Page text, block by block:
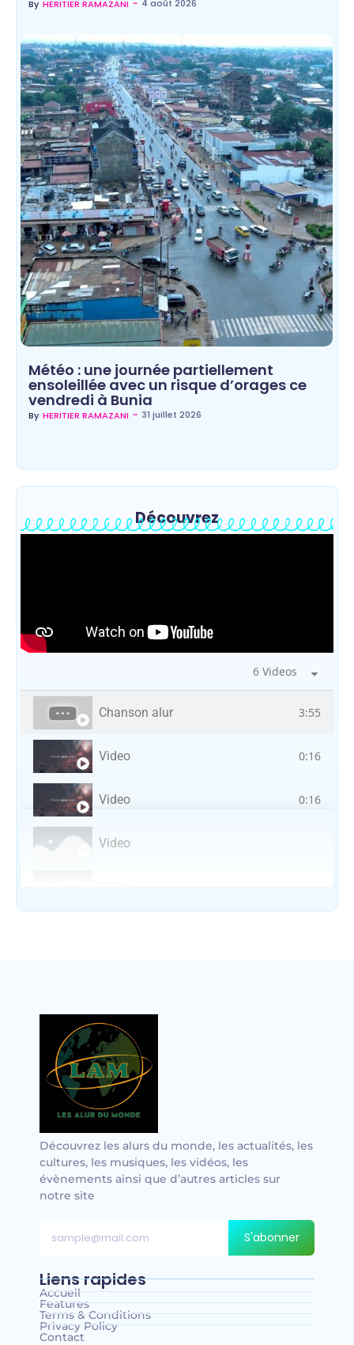
By HERITIER RAMAZANI ~ 4 août 2026
Météo : une journée partiellement
ensoleillée avec un risque d’orages ce
vendredi à Bunia
By HERITIER RAMAZANI ~ 31 juillet 2026
Découvrez
6 Videos
Chanson alur 3:55
Video 0:16
Video 0:16
Video
Découvrez les alurs du monde, les actualités, les
cultures, les musiques, les vidéos, les
évènements ainsi que d’autres articles sur
notre site
S'abonner
Liens rapides
Accueil
Features
Terms & Conditions
Privacy Policy
Contact